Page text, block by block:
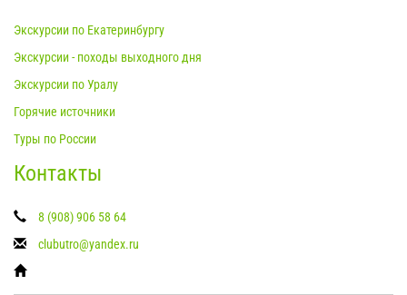
Экскурсии по Екатеринбургу
Экскурсии - походы выходного дня
Экскурсии по Уралу
Горячие источники
Туры по России
Контакты
8 (908) 906 58 64
clubutro@yandex.ru